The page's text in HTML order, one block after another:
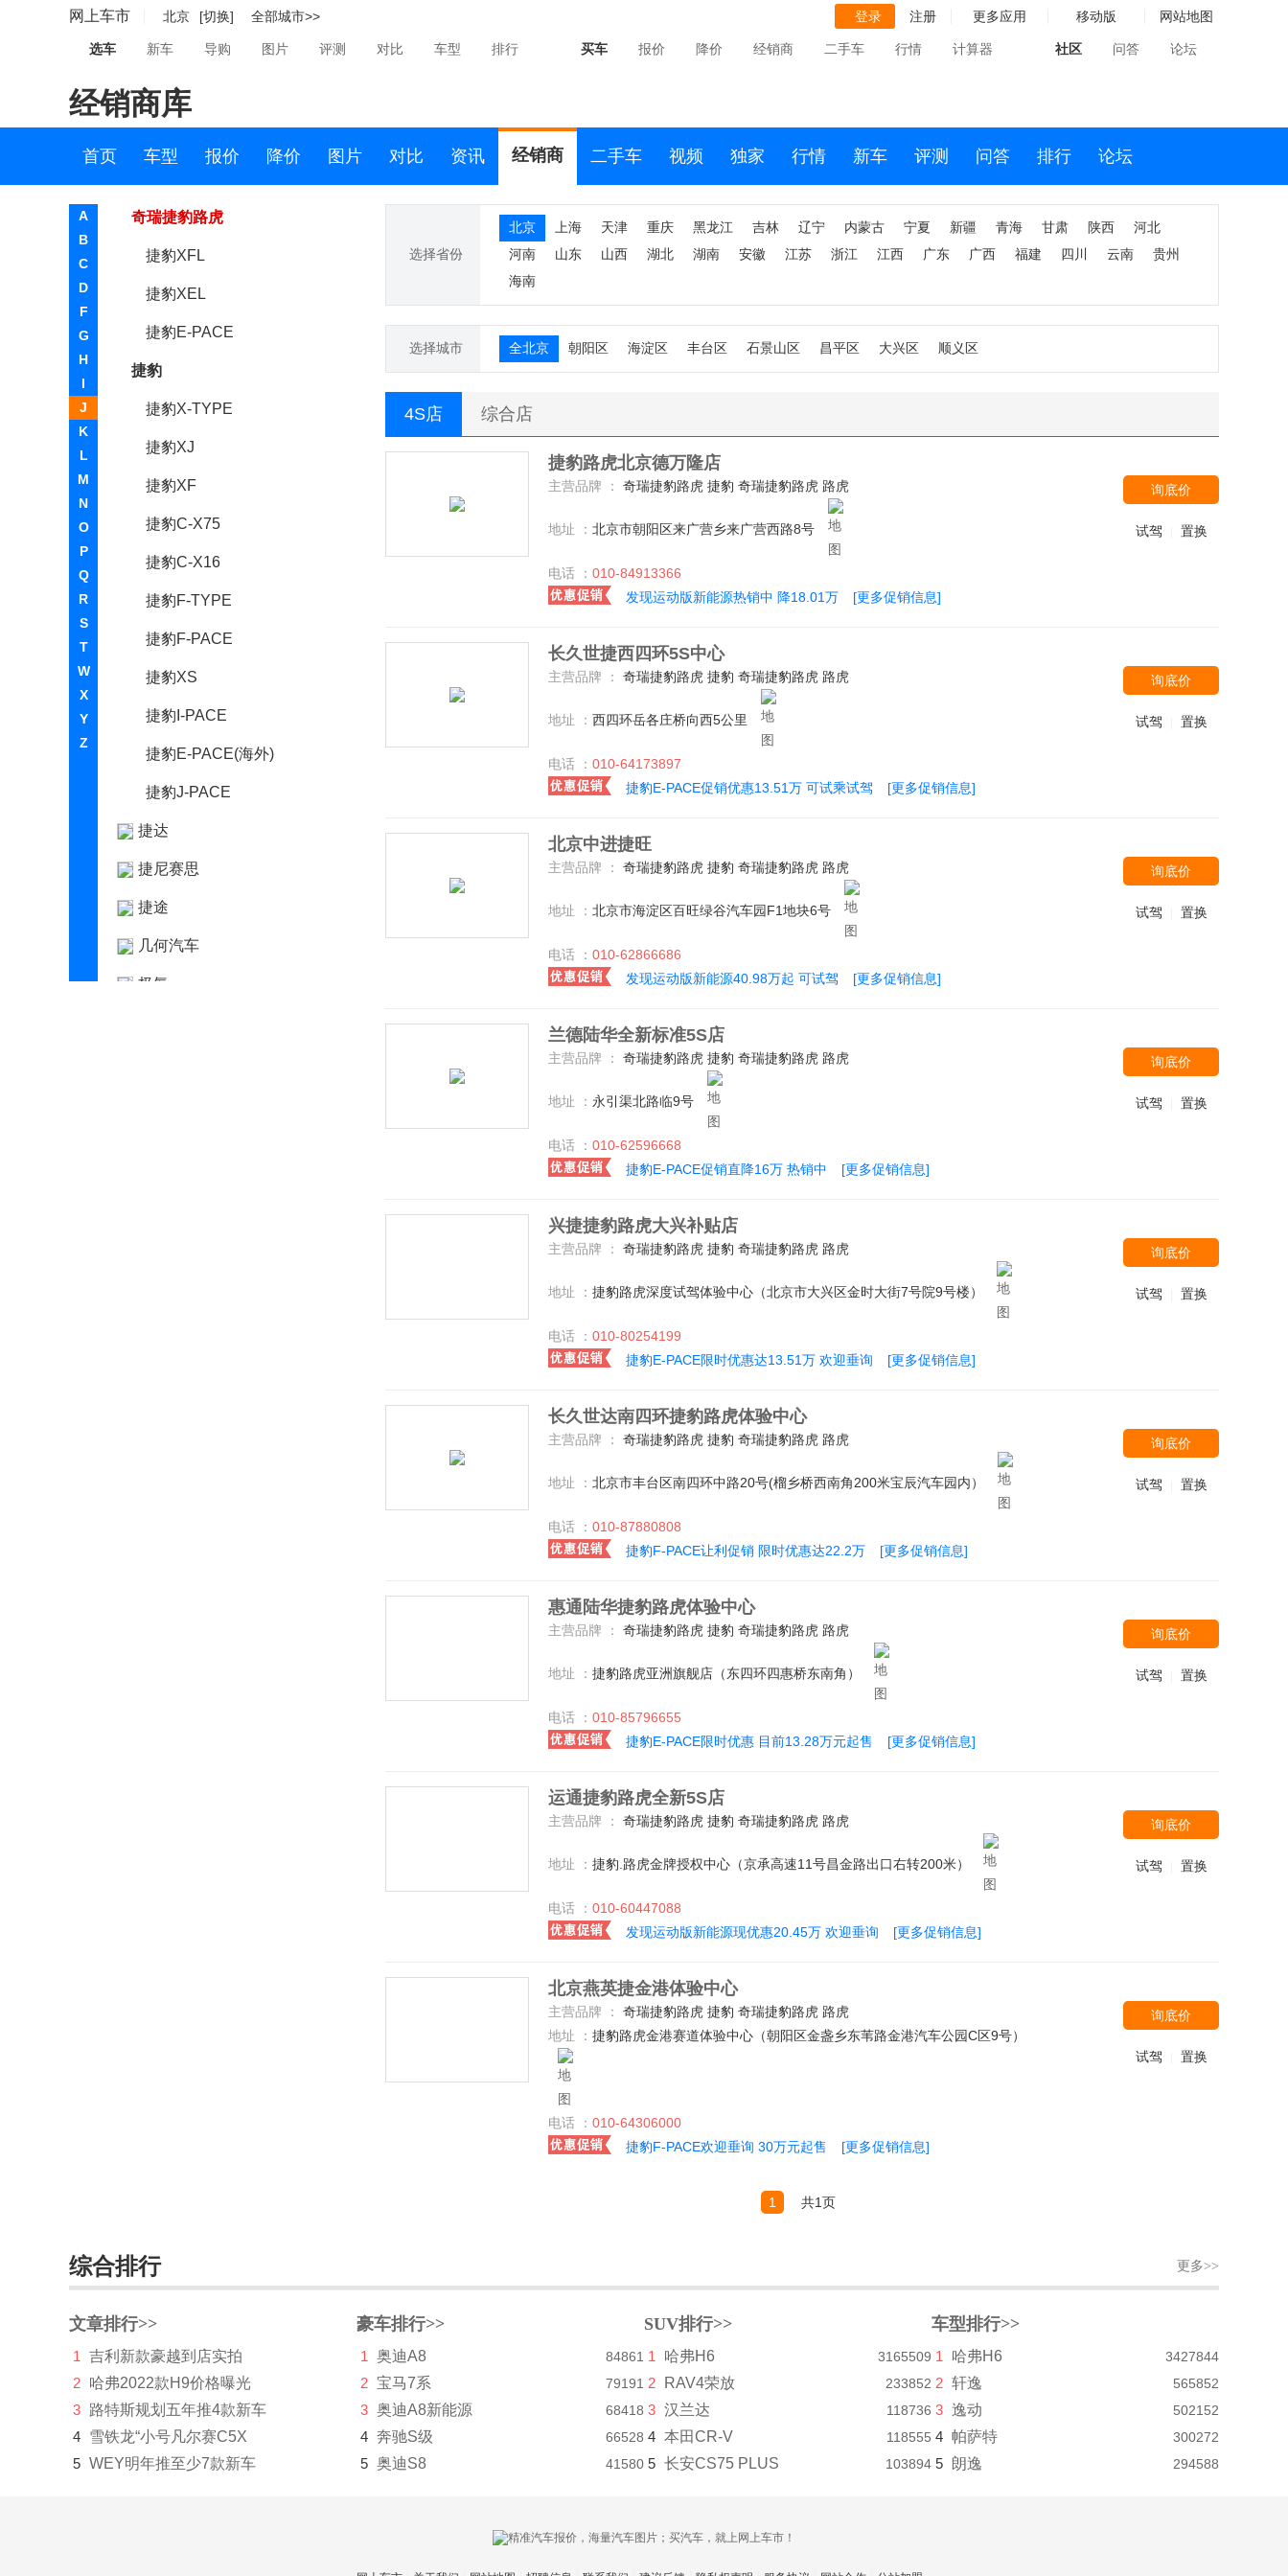
网上车市 北京 [切换] 全部城市>> 登录 注册 更多应用 移动版 网站地图
选车 新车 导购 图片 评测 对比 车型 排行 买车 报价 降价 经销商 二手车 行情 计算器 社区 问答 论坛
经销商库
首页 车型 报价 降价 图片 对比 资讯 经销商 二手车 视频 独家 行情 新车 评测 问答 排行 论坛
A
B
C
D
F
G
H
I
J
K
L
M
N
O
P
Q
R
S
T
W
X
Y
Z
江淮
江铃集团新能源
奇瑞捷豹路虎
捷豹XFL
捷豹XEL
捷豹E-PACE
捷豹
捷豹X-TYPE
捷豹XJ
捷豹XF
捷豹C-X75
捷豹C-X16
捷豹F-TYPE
捷豹F-PACE
捷豹XS
捷豹I-PACE
捷豹E-PACE(海外)
捷豹J-PACE
捷达
捷尼赛思
捷途
几何汽车
极氪
理念
林肯
LITE
理想
LOCAL MOTORS
选择省份
北京 上海 天津 重庆 黑龙江 吉林 辽宁 内蒙古 宁夏 新疆 青海 甘肃 陕西
河北
河南
山东 山西 湖北 湖南 安徽 江苏 浙江 江西 广东 广西 福建 四川 云南
贵州
海南
选择城市 全北京 朝阳区 海淀区 丰台区 石景山区 昌平区 大兴区 顺义区
4S店 综合店
捷豹路虎北京德万隆店
主营品牌 ： 奇瑞捷豹路虎 捷豹 奇瑞捷豹路虎 路虎
地址 ： 北京市朝阳区来广营乡来广营西路8号
电话 ： 010-84913366
发现运动版新能源热销中 降18.01万
[更多促销信息]
询底价
试驾 置换
长久世捷西四环5S中心
主营品牌 ： 奇瑞捷豹路虎 捷豹 奇瑞捷豹路虎 路虎
地址 ： 西四环岳各庄桥向西5公里
电话 ： 010-64173897
捷豹E-PACE促销优惠13.51万 可试乘试驾
[更多促销信息]
询底价
试驾 置换
北京中进捷旺
主营品牌 ： 奇瑞捷豹路虎 捷豹 奇瑞捷豹路虎 路虎
地址 ： 北京市海淀区百旺绿谷汽车园F1地块6号
电话 ： 010-62866686
发现运动版新能源40.98万起 可试驾
[更多促销信息]
询底价
试驾 置换
兰德陆华全新标准5S店
主营品牌 ： 奇瑞捷豹路虎 捷豹 奇瑞捷豹路虎 路虎
地址 ： 永引渠北路临9号
电话 ： 010-62596668
捷豹E-PACE促销直降16万 热销中
[更多促销信息]
询底价
试驾 置换
兴捷捷豹路虎大兴补贴店
主营品牌 ： 奇瑞捷豹路虎 捷豹 奇瑞捷豹路虎 路虎
地址 ： 捷豹路虎深度试驾体验中心（北京市大兴区金时大街7号院9号楼）
电话 ： 010-80254199
捷豹E-PACE限时优惠达13.51万 欢迎垂询
[更多促销信息]
询底价
试驾 置换
长久世达南四环捷豹路虎体验中心
主营品牌 ： 奇瑞捷豹路虎 捷豹 奇瑞捷豹路虎 路虎
地址 ： 北京市丰台区南四环中路20号(榴乡桥西南角200米宝辰汽车园内）
电话 ： 010-87880808
捷豹F-PACE让利促销 限时优惠达22.2万
[更多促销信息]
询底价
试驾 置换
惠通陆华捷豹路虎体验中心
主营品牌 ： 奇瑞捷豹路虎 捷豹 奇瑞捷豹路虎 路虎
地址 ： 捷豹路虎亚洲旗舰店（东四环四惠桥东南角）
电话 ： 010-85796655
捷豹E-PACE限时优惠 目前13.28万元起售
[更多促销信息]
询底价
试驾 置换
运通捷豹路虎全新5S店
主营品牌 ： 奇瑞捷豹路虎 捷豹 奇瑞捷豹路虎 路虎
地址 ： 捷豹.路虎金牌授权中心（京承高速11号昌金路出口右转200米）
电话 ： 010-60447088
发现运动版新能源现优惠20.45万 欢迎垂询
[更多促销信息]
询底价
试驾 置换
北京燕英捷金港体验中心
主营品牌 ：
奇瑞捷豹路虎 捷豹 奇瑞捷豹路虎 路虎
地址 ： 捷豹路虎金港赛道体验中心（朝阳区金盏乡东苇路金港汽车公园C区9号）
电话 ： 010-64306000
捷豹F-PACE欢迎垂询 30万元起售
[更多促销信息]
询底价
试驾 置换
1 共1页
综合排行 更多>>
文章排行>>
1
吉利新款豪越到店实拍
2 哈弗2022款H9价格曝光
3 路特斯规划五年推4款新车
4 雪铁龙“小号凡尔赛C5X
5 WEY明年推至少7款新车
豪车排行>>
1 奥迪A8 84861
2 宝马7系 79191
3 奥迪A8新能源 68418
4 奔驰S级 66528
5 奥迪S8 41580
SUV排行>>
1 哈弗H6 3165509
2 RAV4荣放 233852
3 汉兰达 118736
4 本田CR-V 118555
5 长安CS75 PLUS 103894
车型排行>>
1 哈弗H6 3427844
2 轩逸 565852
3 逸动 502152
4 帕萨特 300272
5 朗逸 294588